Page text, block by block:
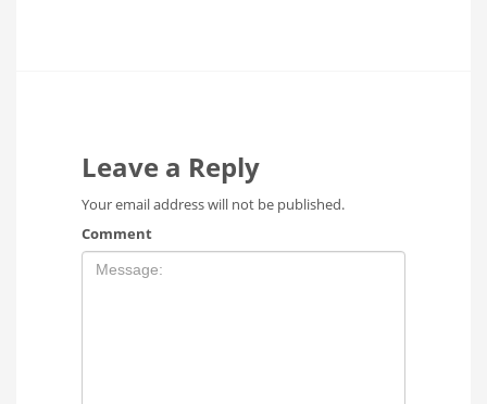
Leave a Reply
Your email address will not be published.
Comment